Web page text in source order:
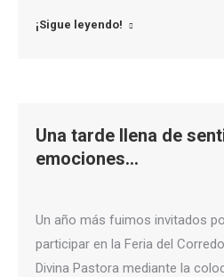
¡Sigue leyendo!
Una tarde llena de
emociones…
Un año más fuimos invitados
participar en la Feria del
Divina Pastora mediante la